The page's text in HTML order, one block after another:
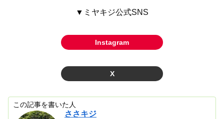
▼ミヤキジ公式SNS
Instagram
X
この記事を書いた人
ささキジ